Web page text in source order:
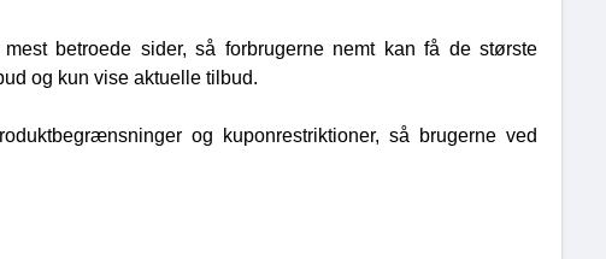
betroede sider, så forbrugerne nemt kan få de største
og kun vise aktuelle tilbud.
og kuponrestriktioner, så brugerne ved